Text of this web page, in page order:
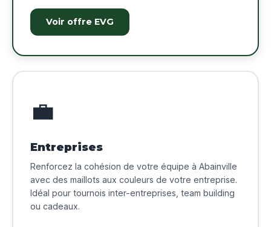
Voir offre EVG
💼
Entreprises
Renforcez la cohésion de votre équipe à Abainville
avec des maillots aux couleurs de votre entreprise.
Idéal pour tournois inter-entreprises, team building
ou cadeaux.